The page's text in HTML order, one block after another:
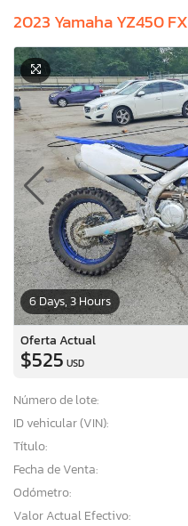
2023 Yamaha YZ450 FX
6 Days, 3 Hours
Oferta Actual
$525 USD
Número de lote:
ID vehicular (VIN):
Título:
Fecha de Venta:
Odómetro:
Valor Actual Efectivo: